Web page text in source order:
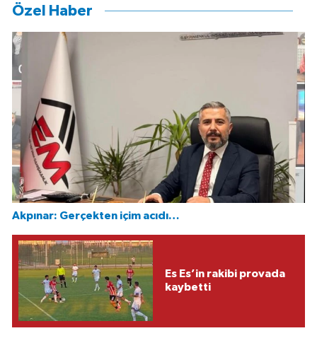
Özel Haber
Akpınar: Gerçekten içim acıdı…
Es Es’in rakibi provada
kaybetti